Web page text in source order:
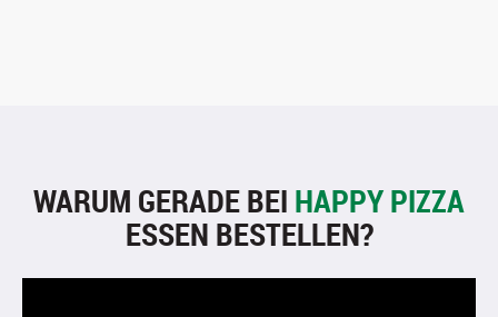
WARUM GERADE BEI HAPPY PIZZA
ESSEN BESTELLEN?